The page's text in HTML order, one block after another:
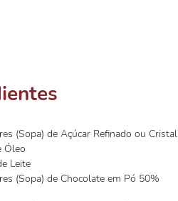
(Sopa) de Açúcar Refinado ou Cristal
Óleo
Leite
(Sopa) de Chocolate em Pó 50%